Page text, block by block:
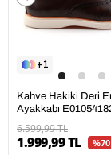
1
Kahve Hakiki Deri
Ayakkabı
6.599,99 TL
1.999,99 TL